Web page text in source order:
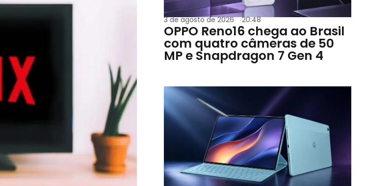
3 de agosto de 2026 20:48
OPPO Reno16 chega ao Brasil
com quatro câmeras de 50
MP e Snapdragon 7 Gen 4